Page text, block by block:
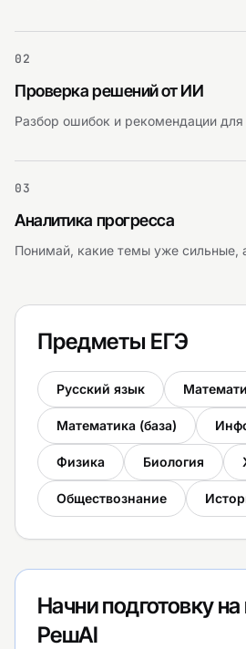
02
Проверка решений от ИИ
Разбор ошибок и рекомендации для
03
Аналитика прогресса
Понимай, какие темы уже сильные,
Предметы ЕГЭ
Русский язык
Математика (база)
Физика Биология
Обществознание
Начни подготовку
РешAI